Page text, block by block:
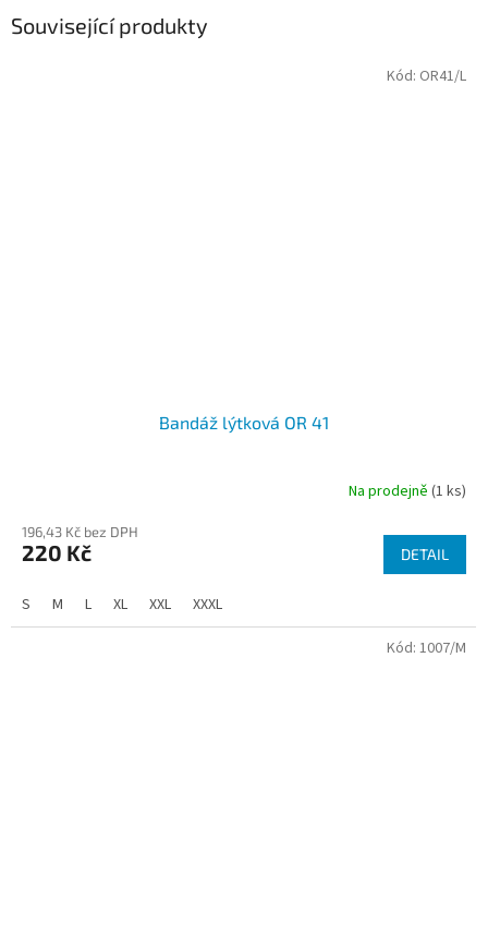
Související produkty
Bandáž lýtková OR 41
produktu
je
z
Na prodejně(1 ks)
196,43 Kč bez DPH
220 Kč DETAIL
S M L XL XXL XXXL
Kód: OR41/L
Kód: 1007/M